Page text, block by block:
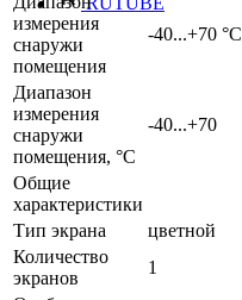
измерения
снаружи
помещения
-40...+70 °C
Диапазон
измерения
снаружи
помещения, °C
-40...+70
Общие
характеристики
Тип экрана
цветной
Количество
экранов
1